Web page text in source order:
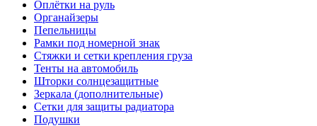
Оплётки на руль
Органайзеры
Пепельницы
Рамки под номерной знак
Стяжки и сетки крепления груза
Тенты на автомобиль
Шторки солнцезащитные
Зеркала (дополнительные)
Сетки для защиты радиатора
Подушки